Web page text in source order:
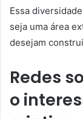
Essa
seja uma área
desejam
Redes
o